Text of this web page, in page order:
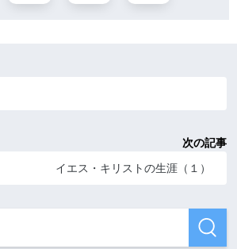
次の記事
イエス・キリストの生涯（１）